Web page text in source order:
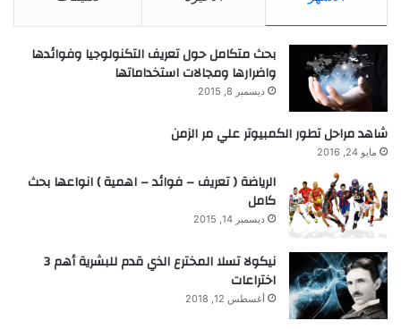
بحث متكامل حول تعريف التكنولوجيا وفوائدها
واضرارها ومجالات استخداماتها
ديسمبر 8, 2015
شاهد مراحل تطور الكمبيوتر علي مر الزمن
مايو 24, 2016
الرياضة ( تعريف – فوائد – اهمية ) انواعها بحث
كامل
ديسمبر 14, 2015
نيكولا تسلا المخترع الذي قدم للبشرية أهم 3
اختراعات
أغسطس 12, 2018